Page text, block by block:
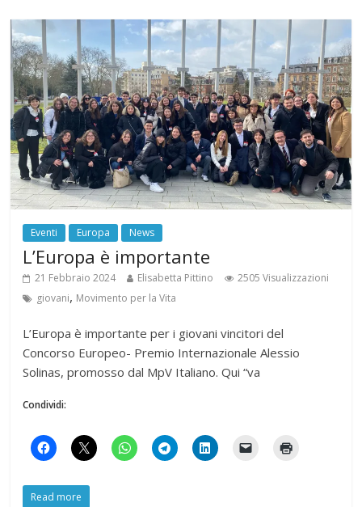
Eventi Europa News
L’Europa è importante
21 Febbraio 2024 Elisabetta Pittino
2505 Visualizzazioni
giovani, Movimento per la Vita
L’Europa è importante per i giovani vincitori del
Concorso Europeo- Premio Internazionale Alessio
Solinas, promosso dal MpV Italiano. Qui “va
Condividi:
Read more